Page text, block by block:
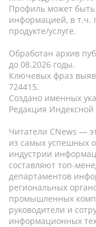
Профиль может
информацией, в т.ч.
продукте/услуге.
Обработан архив
до 08.2026 годы.
Ключевых фраз
724415.
Создано именных
Редакция Индексной
Читатели CNews —
из самых успешных
индустрии
составляют топ-
департаментов
региональных
промышленных
руководители и
информационных